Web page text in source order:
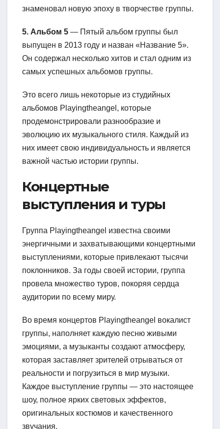
знаменовал новую эпоху в творчестве группы.
5. Альбом 5 — Пятый альбом группы был
выпущен в 2013 году и назван «Название 5».
Он содержал несколько хитов и стал одним из
самых успешных альбомов группы.
Это всего лишь некоторые из студийных
альбомов Playingtheangel, которые
продемонстрировали разнообразие и
эволюцию их музыкального стиля. Каждый из
них имеет свою индивидуальность и является
важной частью истории группы.
Концертные
выступления и туры
Группа Playingtheangel известна своими
энергичными и захватывающими концертными
выступлениями, которые привлекают тысячи
поклонников. За годы своей истории, группа
провела множество туров, покоряя сердца
аудитории по всему миру.
Во время концертов Playingtheangel вокалист
группы, наполняет каждую песню живыми
эмоциями, а музыканты создают атмосферу,
которая заставляет зрителей отрываться от
реальности и погрузиться в мир музыки.
Каждое выступление группы — это настоящее
шоу, полное ярких световых эффектов,
оригинальных костюмов и качественного
звучания.